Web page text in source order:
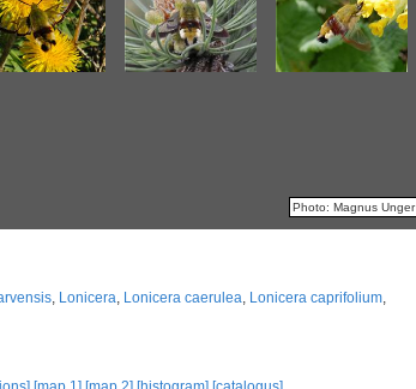
Photo: Magnus Unger
, Lonicera, Lonicera caerulea, Lonicera caprifolium,